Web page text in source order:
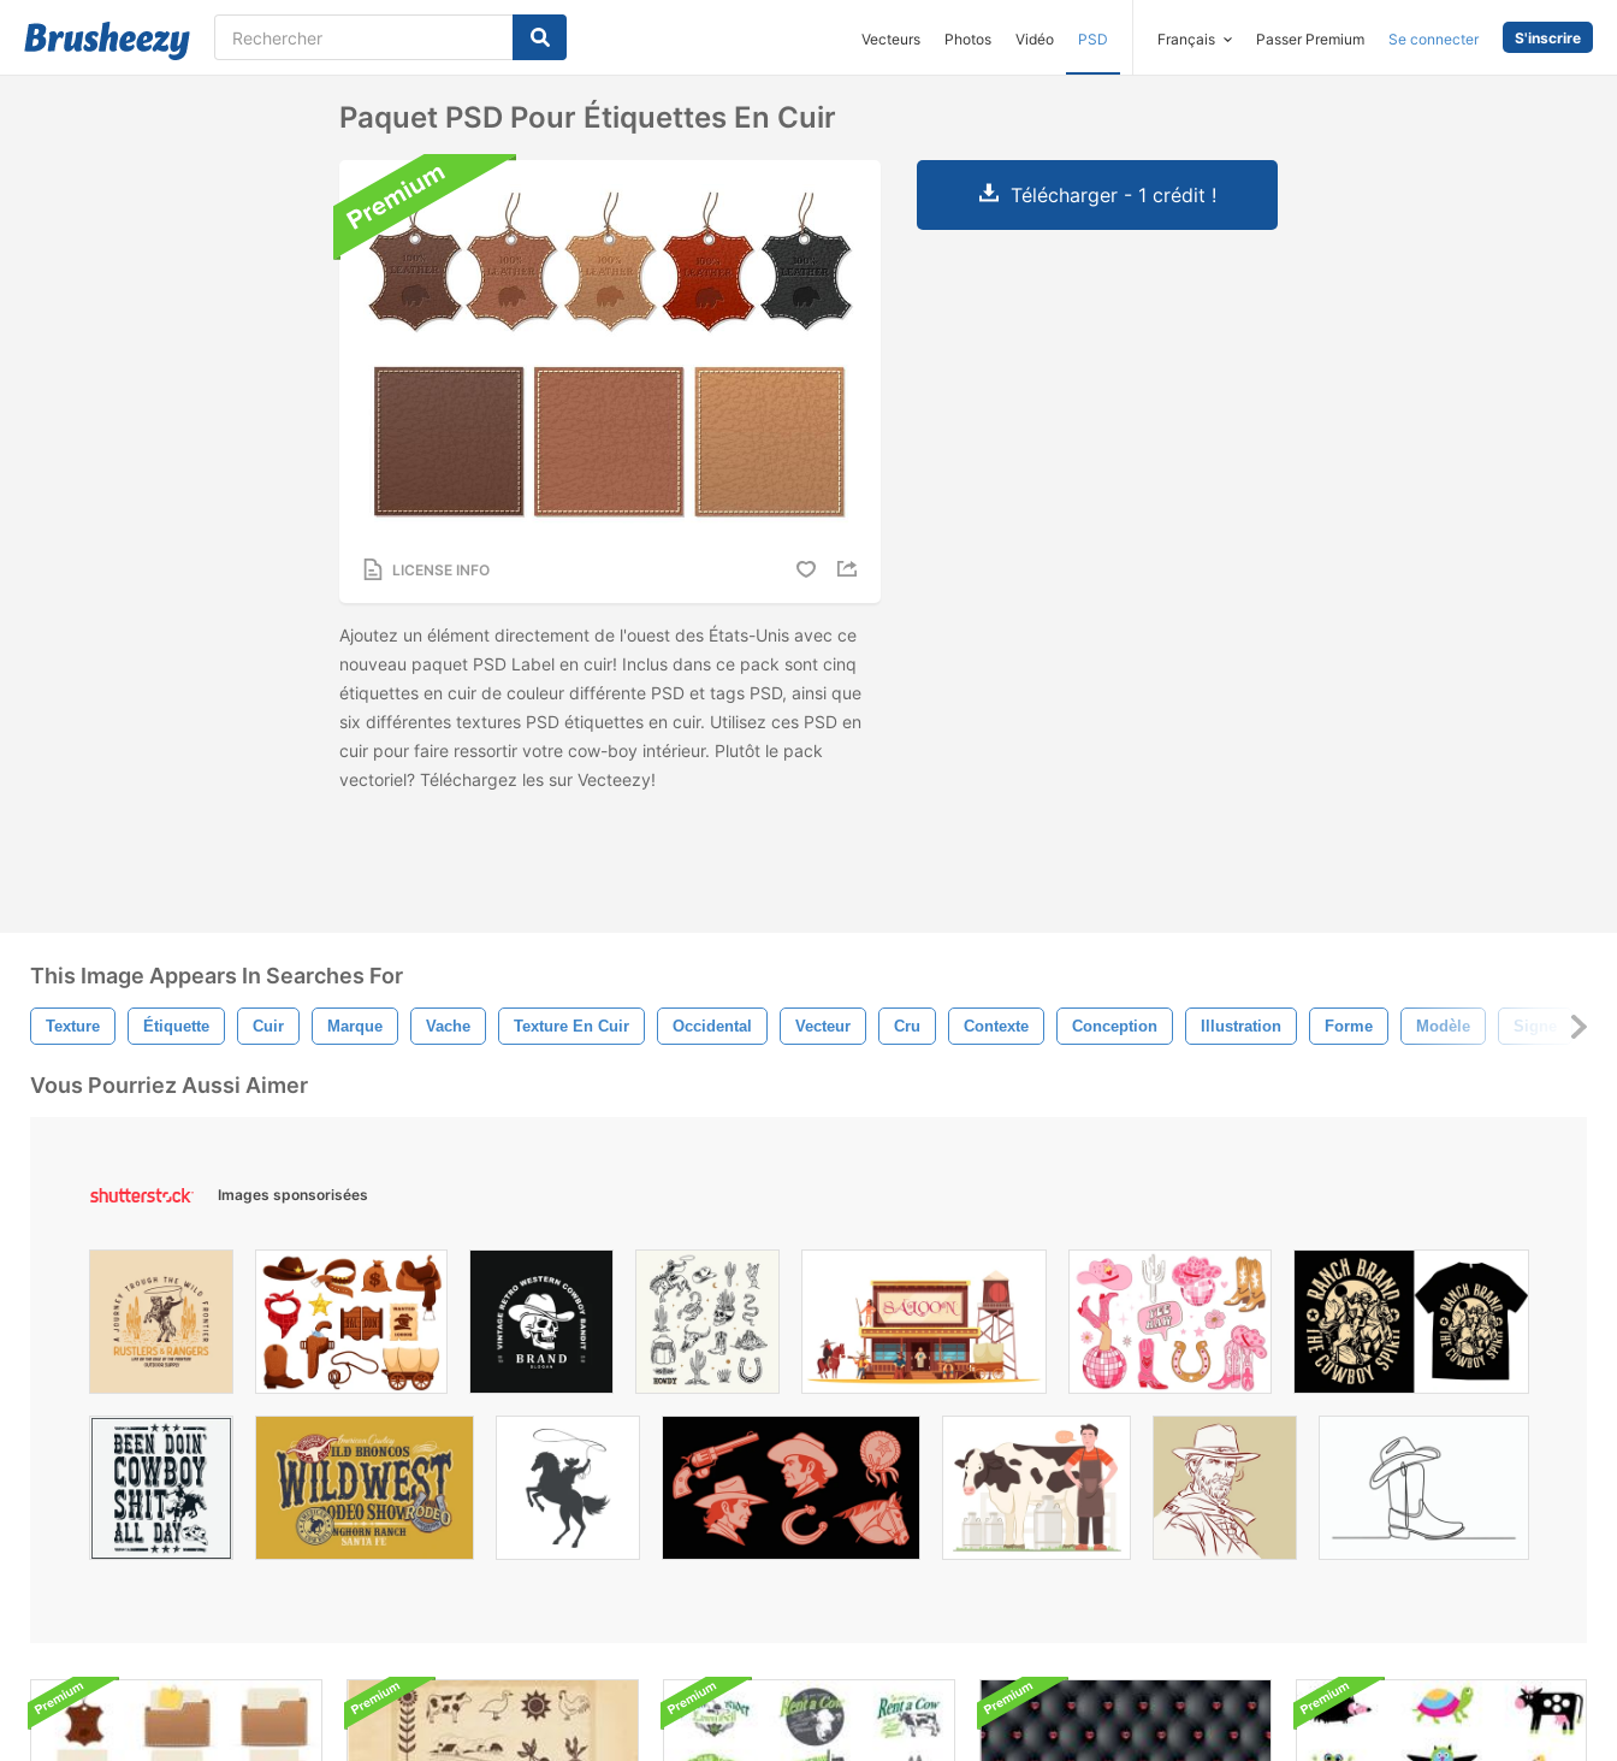
Vecteurs Photos Vidéo PSD Français Passer Premium Se connecter S'inscrire
Paquet PSD Pour Étiquettes En Cuir
LICENSE INFO
Ajoutez un élément directement de l'ouest des États-Unis avec ce
nouveau paquet PSD Label en cuir! Inclus dans ce pack sont cinq
étiquettes en cuir de couleur différente PSD et tags PSD, ainsi que
six différentes textures PSD étiquettes en cuir. Utilisez ces PSD en
cuir pour faire ressortir votre cow-boy intérieur. Plutôt le pack
vectoriel? Téléchargez les sur Vecteezy!
Télécharger - 1 crédit !
This Image Appears In Searches For
Texture Étiquette Cuir Marque Vache Texture En Cuir Occidental Vecteur Cru Contexte Conception Illustration Forme Modèle Signe
Vous Pourriez Aussi Aimer
Images sponsorisées